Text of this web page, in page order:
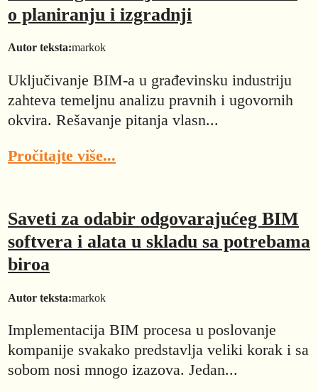
o planiranju i izgradnji
Autor teksta:markok
Uključivanje BIM-a u građevinsku industriju
zahteva temeljnu analizu pravnih i ugovornih
okvira. Rešavanje pitanja vlasn...
Pročitajte više...
Saveti za odabir odgovarajućeg BIM
softvera i alata u skladu sa potrebama
biroa
Autor teksta:markok
Implementacija BIM procesa u poslovanje
kompanije svakako predstavlja veliki korak i sa
sobom nosi mnogo izazova. Jedan...